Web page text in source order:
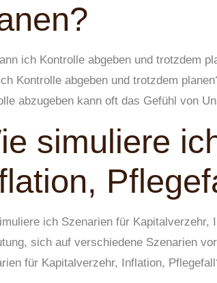
ich Kontrolle abgeben und trotzdem
Kontrolle abgeben und trotzdem
abzugeben kann oft das Gefühl von
simuliere
ich Szenarien für Kapitalverzehr,
sich auf verschiedene Szenarien
für Kapitalverzehr, Inflation,